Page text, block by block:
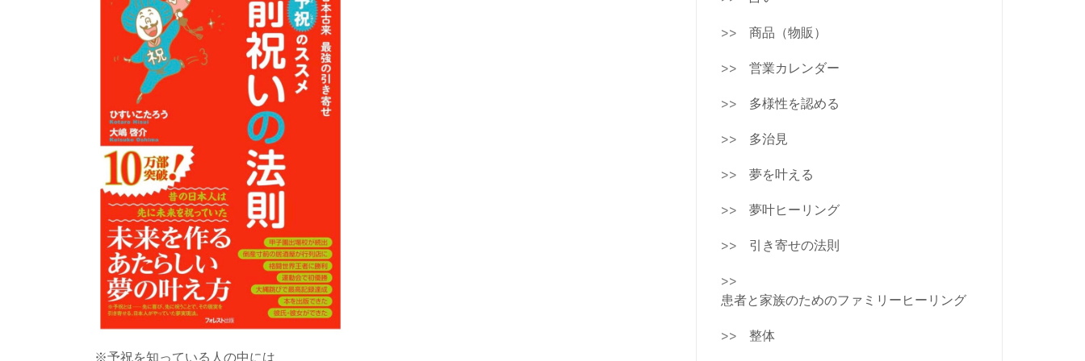
※予祝を知っている人の中には
商品（物販）
営業カレンダー
多様性を認める
多治見
夢を叶える
夢叶ヒーリング
引き寄せの法則
患者と家族のためのファミリーヒーリング
整体